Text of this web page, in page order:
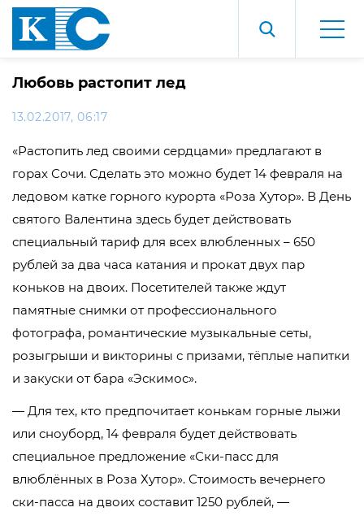
Любовь растопит лед
13.02.2017, 06:17
«Растопить лед своими сердцами» предлагают в
горах Сочи. Сделать это можно будет 14 февраля на
ледовом катке горного курорта «Роза Хутор». В День
святого Валентина здесь будет действовать
специальный тариф для всех влюбленных – 650
рублей за два часа катания и прокат двух пар
коньков на двоих. Посетителей также ждут
памятные снимки от профессионального
фотографа, романтические музыкальные сеты,
розыгрыши и викторины с призами, тёплые напитки
и закуски от бара «Эскимос».
— Для тех, кто предпочитает конькам горные лыжи
или сноуборд, 14 февраля будет действовать
специальное предложение «Ски-пасс для
влюблённых в Роза Хутор». Стоимость вечернего
ски-пасса на двоих составит 1250 рублей, —